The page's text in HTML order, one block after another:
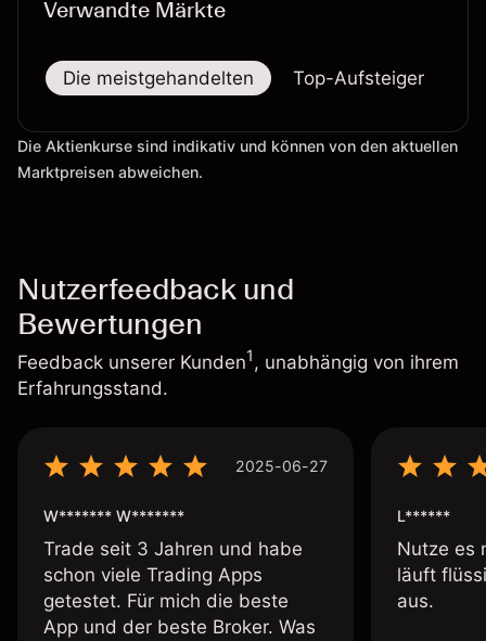
Verwandte Märkte
Die meistgehandelten Top-Aufsteiger
Die Aktienkurse sind indikativ und können von den aktuellen
Marktpreisen abweichen.
Nutzerfeedback und
Bewertungen
Feedback unserer Kunden1, unabhängig von ihrem
Erfahrungsstand.
2025-06-27
W******* W*******
Trade seit 3 Jahren und habe
schon viele Trading Apps
getestet. Für mich die beste
App und der beste Broker. Was
L******
Nutze es
läuft
aus.